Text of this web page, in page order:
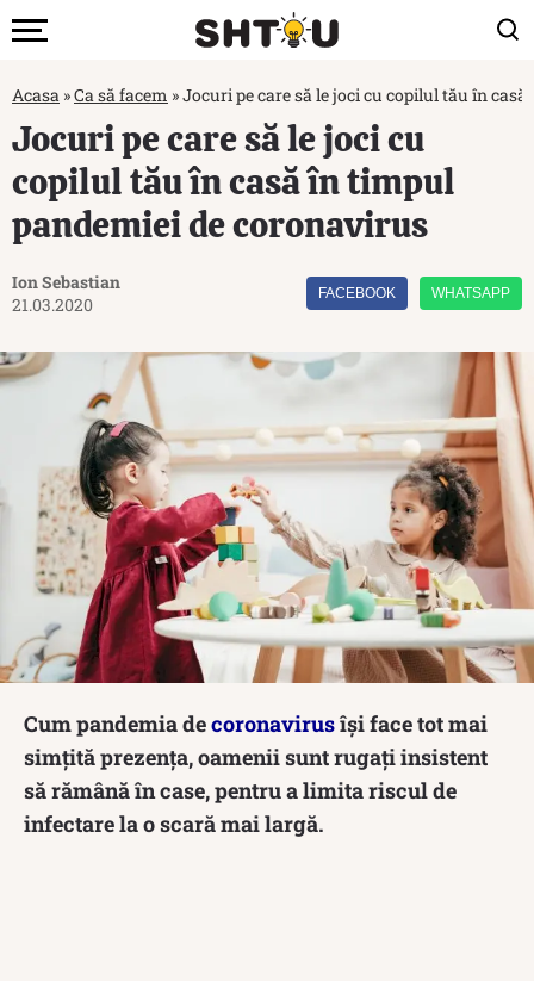
Acasa »Ca să facem »Jocuri pe care să le joci cu copilul tău în
Jocuri pe care să le joci cu
copilul tău în casă în timpul
pandemiei de coronavirus
Ion Sebastian
21.03.2020
FACEBOOK WHATSAPP
Cum pandemia decoronavirusîşi face tot mai
simţită prezenţa, oamenii sunt rugaţi insistent
să rămână în case, pentru a limita riscul de
infectare la o scară mai largă.